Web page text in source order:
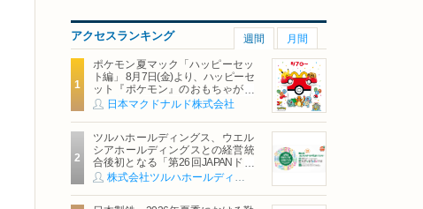
アクセスランキング 週間 月間
ポケモン夏マック「ハッピーセッ
ト編」 8月7日(金)より、ハッピーセ
ット『ポケモン』のおもちゃが期
間限定登場
日本マクドナルド株式会社
ツルハホールディングス、ウエル
シアホールディングスとの経営統
合後初となる「第26回JAPANドラ
ッグストアショー」に出展
株式会社ツルハホールディングス